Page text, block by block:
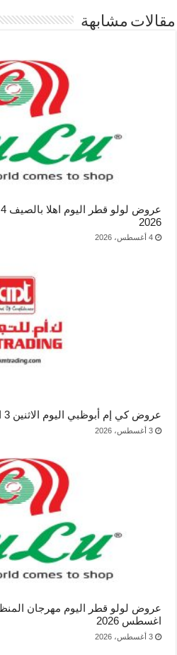
مقالات مشابهة
2026
4 أغسطس، 2026
عروض كي إم أبوظبي اليوم الاثنين 3 اغسطس 2026
3 أغسطس، 2026
اغسطس 2026
3 أغسطس، 2026